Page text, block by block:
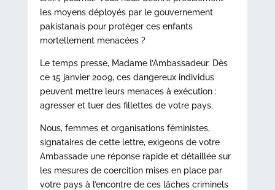
les moyens déployés par le gouvernement
pakistanais pour protéger ces enfants
mortellement menacées ?
Le temps presse, Madame l’Ambassadeur. Dès
ce 15 janvier 2009, ces dangereux individus
peuvent mettre leurs menaces à exécution :
agresser et tuer des fillettes de votre pays.
Nous, femmes et organisations féministes,
signataires de cette lettre, exigeons de votre
Ambassade une réponse rapide et détaillée sur
les mesures de coercition mises en place par
votre pays à l’encontre de ces lâches criminels